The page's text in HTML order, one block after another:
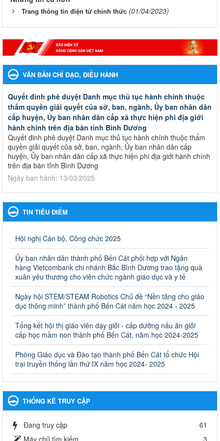
Trang thông tin điện tử chính thức (01/04/2023)
VĂN BẢN CHỈ ĐẠO, ĐIỀU HÀNH
Quyết đinh phê duyệt Danh mục thủ tục hành chính thuộc
thẩm quyền giải quyết của sở, ban, ngành, Ủy ban nhân dân
cấp huyện, Ủy ban nhân dân cấp xã thực hiện phi địa giới
hành chính trên địa bàn tỉnh Bình Dương
Quyết đinh phê duyệt Danh mục thủ tục hành chính thuộc thẩm
quyền giải quyết của sở, ban, ngành, Ủy ban nhân dân cấp
huyện, Ủy ban nhân dân cấp xã thực hiện phi địa giới hành chính
trên địa bàn tỉnh Bình Dương
Ngày ban hành: 13/03/2025
Kế hoạch Phổ biến, giáo dục pháp luật năm 2025 của ngành
Giáo dục và Đào tạo thành phố Bến Cát
Kế hoạch Phổ biến, giáo dục pháp luật năm 2025 của ngành
Ngày ban hành: 28/02/2025
Quyết định công bố thủ tục hành chính bị bãi bỏ trong lĩnh
vực giáo dục đào tạo thuộc hệ giáo dục quốc dân và cơ sở
giáo dục khác thuộc thẩm quyền giải quyết của Sở Giáo dục
và Đào tạo, Ủy ban nhân dân cấp huyện
Quyết định công bố thủ tục hành chính bị bãi bỏ trong lĩnh vực
giáo dục đào tạo thuộc hệ giáo dục quốc dân và cơ sở giáo dục
khác thuộc thẩm quyền giải quyết của Sở Giáo dục và Đào tạo,
Ủy ban nhân dân cấp huyện
Ngày ban hành: 30/09/2024
Hướng dẫn thực hiện nhiệm vụ giáo dục tiểu học năm học
2024-2025
Hướng dẫn thực hiện nhiệm vụ giáo dục tiểu học năm học 2024-
2025
Ngày ban hành: 26/09/2024
Tổ chức các hoạt động hè cho học sinh năm 2024
Ngày ban hành: 24/05/2024
TIN TIÊU ĐIỂM
Hội nghị Cán bộ, Công chức 2025
Ủy ban nhân dân thành phố Bến Cát phối hợp với Ngân
hàng Vietcombank chi nhánh Bắc Bình Dương trao tặng quà
xuân yêu thương cho viên chức ngành giáo dục và y tế
Ngày hội STEM/STEAM Robotics Chủ đề “Nền tảng cho giáo
dục thông minh” thành phố Bến Cát năm học 2024 - 2025
Tổng kết hội thị giáo viên dạy giỏi - cấp dưỡng nấu ăn giỏi
cấp học mầm non thành phố Bến Cát, năm học 2024-2025
Phòng Giáo dục và Đào tạo thành phố Bến Cát tổ chức Hội
trại truyền thống lần thứ IX năm học 2024- 2025
THỐNG KÊ TRUY CẬP
Đang truy cập
61